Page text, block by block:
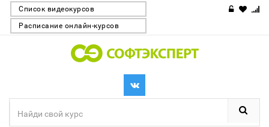
Список видеокурсов
Расписание онлайн-курсов